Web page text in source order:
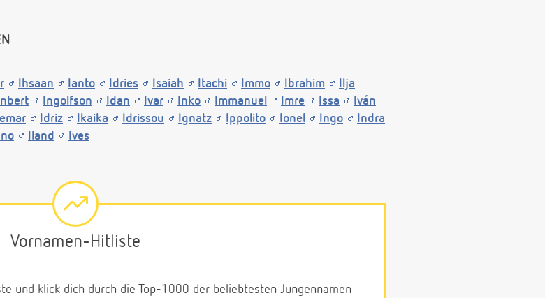
Ihsaan Ianto Idries Isaiah Itachi Immo Ibrahim
Ilja
Ingolfson Idan Ivar Inko Immanuel Imre Issa
Iván
Idriz Ikaika Idrissou Ignatz Ippolito Ionel Ingo
Indra
Iland Ives
Vornamen-Hitliste
und klick dich durch die Top-1000 der beliebtesten Jungennamen